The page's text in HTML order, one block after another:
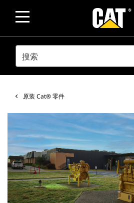
SEARCH
原装 Cat® 零件